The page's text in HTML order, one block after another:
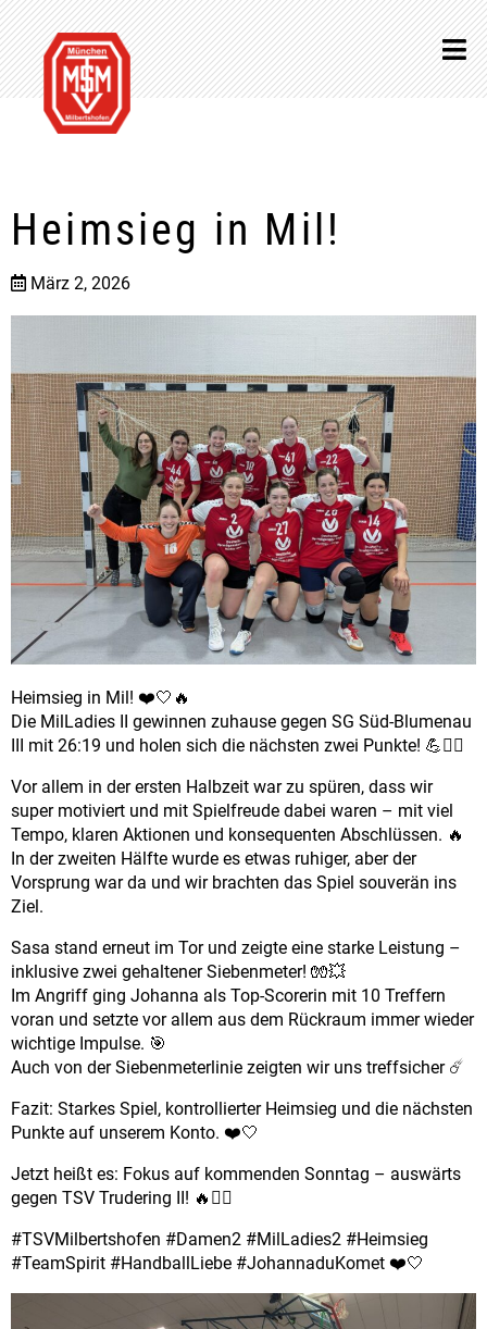
Heimsieg in Mil!
März 2, 2026
Heimsieg in Mil! ❤️🤍🔥
Die MilLadies II gewinnen zuhause gegen SG Süd-Blumenau
III mit 26:19 und holen sich die nächsten zwei Punkte! 💪🤾‍♀️
Vor allem in der ersten Halbzeit war zu spüren, dass wir
super motiviert und mit Spielfreude dabei waren – mit viel
Tempo, klaren Aktionen und konsequenten Abschlüssen. 🔥
In der zweiten Hälfte wurde es etwas ruhiger, aber der
Vorsprung war da und wir brachten das Spiel souverän ins
Ziel.
Sasa stand erneut im Tor und zeigte eine starke Leistung –
inklusive zwei gehaltener Siebenmeter! 🧤💥
Im Angriff ging Johanna als Top-Scorerin mit 10 Treffern
voran und setzte vor allem aus dem Rückraum immer wieder
wichtige Impulse. 🎯
Auch von der Siebenmeterlinie zeigten wir uns treffsicher ☄️
Fazit: Starkes Spiel, kontrollierter Heimsieg und die nächsten
Punkte auf unserem Konto. ❤️🤍
Jetzt heißt es: Fokus auf kommenden Sonntag – auswärts
gegen TSV Trudering II! 🔥🤾‍♀️
#TSVMilbertshofen #Damen2 #MilLadies2 #Heimsieg
#TeamSpirit #HandballLiebe #JohannaduKomet ❤️🤍